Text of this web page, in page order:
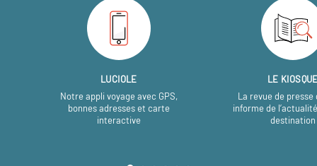
LUCIOLE
Notre appli voyage avec GPS,
bonnes adresses et carte
interactive
LE
La revue de presse
informe de
destination